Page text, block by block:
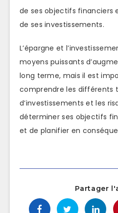
de ses objectifs financiers
de ses investissements.
L’épargne et
moyens puissants
long terme, mais il est
comprendre les différents
d’investissements et les
déterminer ses objectifs
et de planifier en
Partager